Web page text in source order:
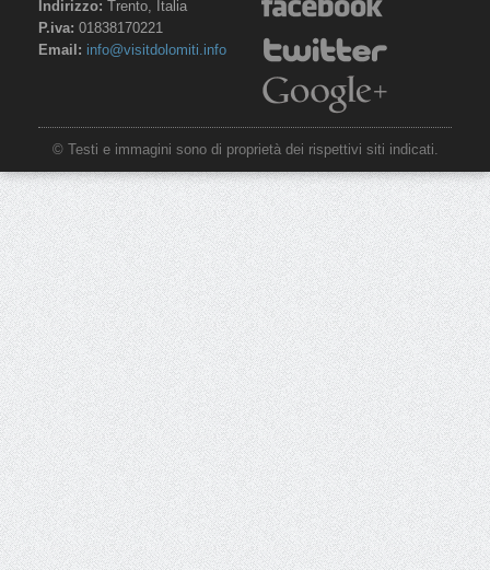
Indirizzo: Trento, Italia
P.iva: 01838170221
Email: info@visitdolomiti.info
© Testi e immagini sono di proprietà dei rispettivi siti indicati.